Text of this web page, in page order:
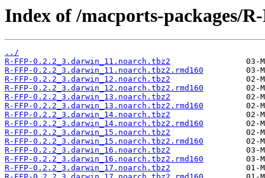
Index of /macports-packages/
../
R-FFP-0.2.2_3.darwin_11.noarch.tbz2
R-FFP-0.2.2_3.darwin_11.noarch.tbz2.rmd160
R-FFP-0.2.2_3.darwin_12.noarch.tbz2
R-FFP-0.2.2_3.darwin_12.noarch.tbz2.rmd160
R-FFP-0.2.2_3.darwin_13.noarch.tbz2
R-FFP-0.2.2_3.darwin_13.noarch.tbz2.rmd160
R-FFP-0.2.2_3.darwin_14.noarch.tbz2
R-FFP-0.2.2_3.darwin_14.noarch.tbz2.rmd160
R-FFP-0.2.2_3.darwin_15.noarch.tbz2
R-FFP-0.2.2_3.darwin_15.noarch.tbz2.rmd160
R-FFP-0.2.2_3.darwin_16.noarch.tbz2
R-FFP-0.2.2_3.darwin_16.noarch.tbz2.rmd160
R-FFP-0.2.2_3.darwin_17.noarch.tbz2